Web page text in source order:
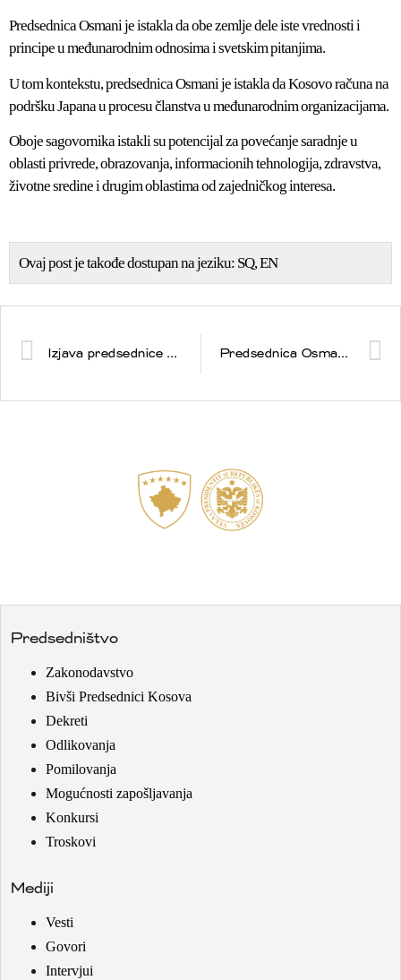
Predsednica Osmani je istakla da obe zemlje dele iste vrednosti i
principe u međunarodnim odnosima i svetskim pitanjima.
U tom kontekstu, predsednica Osmani je istakla da Kosovo računa na
podršku Japana u procesu članstva u međunarodnim organizacijama.
Oboje sagovornika istakli su potencijal za povećanje saradnje u
oblasti privrede, obrazovanja, informacionih tehnologija, zdravstva,
životne sredine i drugim oblastima od zajedničkog interesa.
Ovaj post je takođe dostupan na jeziku: SQ EN
Izjava predsednice Republike Kosovo Vjose Osmani povodom obaveštenja o povlačenju izabranih i imenovanih predstavnika kosovskih Srba iz institucija Republike Kosovo Predsednica Osmani obaveštena o najnovijim dešavanjima na severu zemlje od strane ministra unutrašnjih poslova Xhelala Sveçle
Predsedništvo
Zakonodavstvo
Bivši Predsednici Kosova
Dekreti
Odlikovanja
Pomilovanja
Mogućnosti zapošljavanja
Konkursi
Troskovi
Mediji
Vesti
Govori
Intervjui